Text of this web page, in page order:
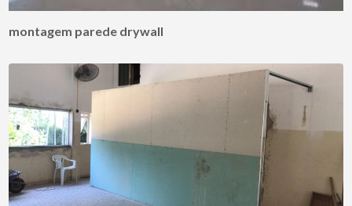
montagem parede drywall